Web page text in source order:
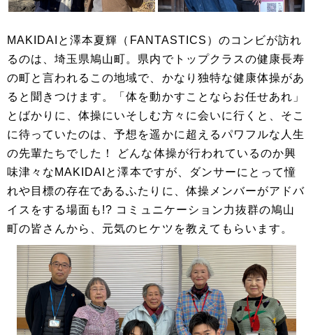
MAKIDAIと澤本夏輝（FANTASTICS）のコンビが訪れ
るのは、埼玉県鳩山町。県内でトップクラスの健康長寿
の町と言われるこの地域で、かなり独特な健康体操があ
ると聞きつけます。「体を動かすことならお任せあれ」
とばかりに、体操にいそしむ方々に会いに行くと、そこ
に待っていたのは、予想を遥かに超えるパワフルな人生
の先輩たちでした！ どんな体操が行われているのか興
味津々なMAKIDAIと澤本ですが、ダンサーにとって憧
れや目標の存在であるふたりに、体操メンバーがアドバ
イスをする場面も!? コミュニケーション力抜群の鳩山
町の皆さんから、元気のヒケツを教えてもらいます。